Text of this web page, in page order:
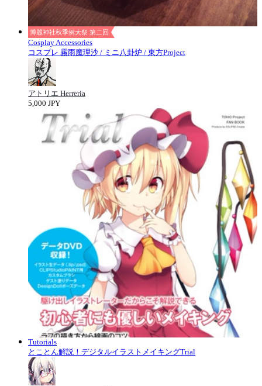
博麗神社秋季例大祭 第二回
Cosplay Accessories
コスプレ 霧雨魔理沙 / ミニ八卦炉 / 東方Project
アトリエ Herreria
5,000 JPY
Tutorials
とことん解説！デジタルイラストメイキングTrial